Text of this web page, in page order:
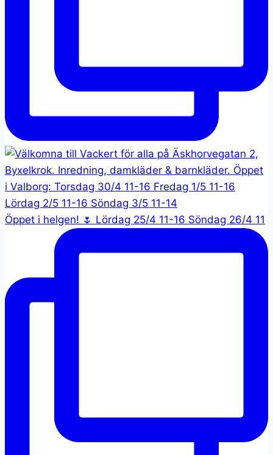
Öppet i helgen! 🌷 Lördag 25/4 11-16 Söndag 26/4 11